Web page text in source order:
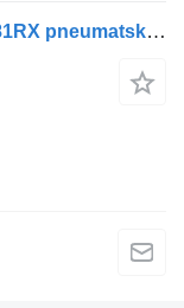
Cummins Wabco 9115160107 5286681RX pneumatski kompresor za WABCO autobusa